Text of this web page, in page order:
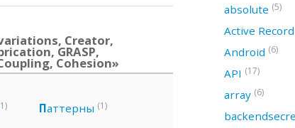
Creator,
GRASP,
Cohesion»
Паттерны (1)
absolute (5)
Active Record
Android (6)
API (17)
array (6)